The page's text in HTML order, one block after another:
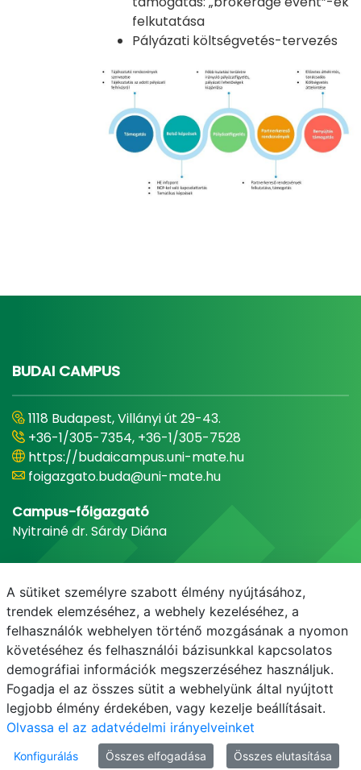
felkutatása
Pályázati költségvetés-tervezés
BUDAI CAMPUS
1118 Budapest, Villányi út 29-43.
+36-1/305-7354, +36-1/305-7528
https://budaicampus.uni-mate.hu
foigazgato.buda@uni-mate.hu
Campus-főigazgató
Nyitrainé dr. Sárdy Diána
A sütiket személyre szabott élmény nyújtásához,
trendek elemzéséhez, a webhely kezeléséhez, a
felhasználók webhelyen történő mozgásának a nyomon
követéséhez és felhasználói bázisunkkal kapcsolatos
demográfiai információk megszerzéséhez használjuk.
Fogadja el az összes sütit a webhelyünk által nyújtott
legjobb élmény érdekében, vagy kezelje beállításait.
Olvassa el az adatvédelmi irányelveinket
Konfigurálás Összes elfogadása Összes elutasítása